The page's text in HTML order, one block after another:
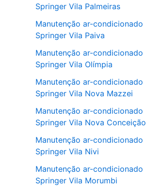
Springer Vila Palmeiras
Manutenção ar-condicionado
Springer Vila Paiva
Manutenção ar-condicionado
Springer Vila Olímpia
Manutenção ar-condicionado
Springer Vila Nova Mazzei
Manutenção ar-condicionado
Springer Vila Nova Conceição
Manutenção ar-condicionado
Springer Vila Nivi
Manutenção ar-condicionado
Springer Vila Morumbi